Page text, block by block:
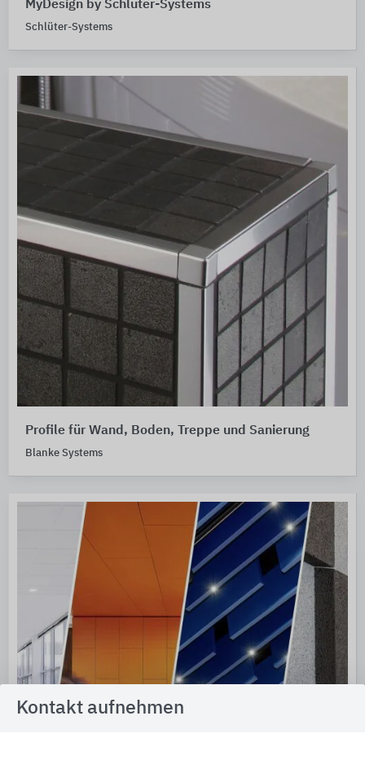
MyDesign by Schlüter-Systems
Schlüter-Systems
Profile für Wand, Boden, Treppe und Sanierung
Blanke Systems
Kontakt aufnehmen